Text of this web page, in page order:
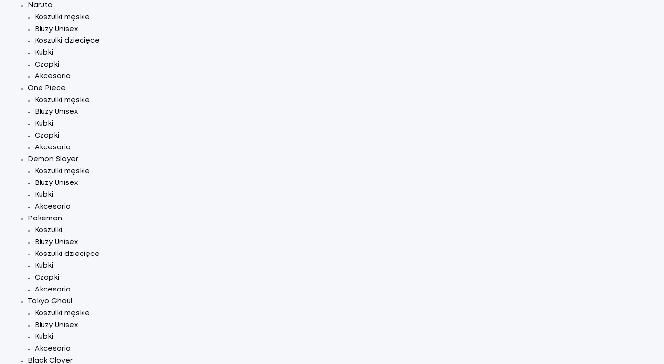
Naruto
Koszulki męskie
Bluzy Unisex
Koszulki dziecięce
Kubki
Czapki
Akcesoria
One Piece
Koszulki męskie
Bluzy Unisex
Kubki
Czapki
Akcesoria
Demon Slayer
Koszulki męskie
Bluzy Unisex
Kubki
Akcesoria
Pokemon
Koszulki
Bluzy Unisex
Koszulki dziecięce
Kubki
Czapki
Akcesoria
Tokyo Ghoul
Koszulki męskie
Bluzy Unisex
Kubki
Akcesoria
Black Clover